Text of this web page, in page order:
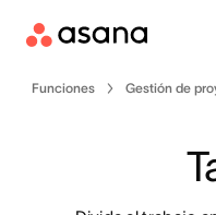
Funciones Gestión de